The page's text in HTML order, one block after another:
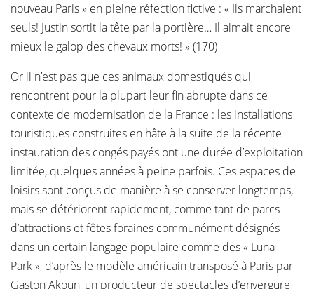
nouveau Paris » en pleine réfection fictive : « Ils marchaient
seuls! Justin sortit la tête par la portière… Il aimait encore
mieux le galop des chevaux morts! » (170)
Or il n’est pas que ces animaux domestiqués qui
rencontrent pour la plupart leur fin abrupte dans ce
contexte de modernisation de la France : les installations
touristiques construites en hâte à la suite de la récente
instauration des congés payés ont une durée d’exploitation
limitée, quelques années à peine parfois. Ces espaces de
loisirs sont conçus de manière à se conserver longtemps,
mais se détériorent rapidement, comme tant de parcs
d’attractions et fêtes foraines communément désignés
dans un certain langage populaire comme des « Luna
Park », d’après le modèle américain transposé à Paris par
Gaston Akoun, un producteur de spectacles d’envergure